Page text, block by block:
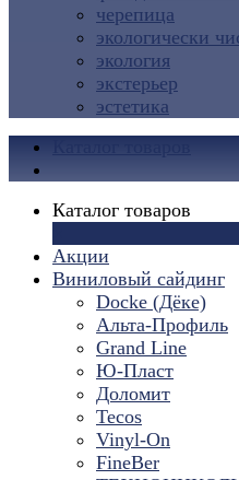
черепица
экологически
экология
экстерьер
эстетика
Каталог товаров
Акции
Виниловый сайдинг
Docke (Дёке)
Альта-Профиль
Grand Line
Ю-Пласт
Доломит
Tecos
Vinyl-On
FineBer